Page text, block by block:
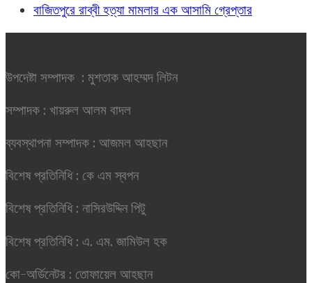
বাজিতপুরে রাব্বী হত্যা মামলার এক আসামি গ্রেপ্তার
উপদেষ্টা সম্পাদক : মুশতাক আহম্মদ লিটন
সম্পাদক : খায়রুল আলম বাদল
ব্যবস্থাপনা সম্পাদক : আজমল আহছান
বিশেষ প্রতিনিধি : কে এম স্বপন
বিশেষ প্রতিনিধি : নাসিরউদ্দিন পিটু
বিশেষ প্রতিনিধি : এ. এম. জামিউল হক
কো-অর্ডিনেটর : তোফায়েল আহছান